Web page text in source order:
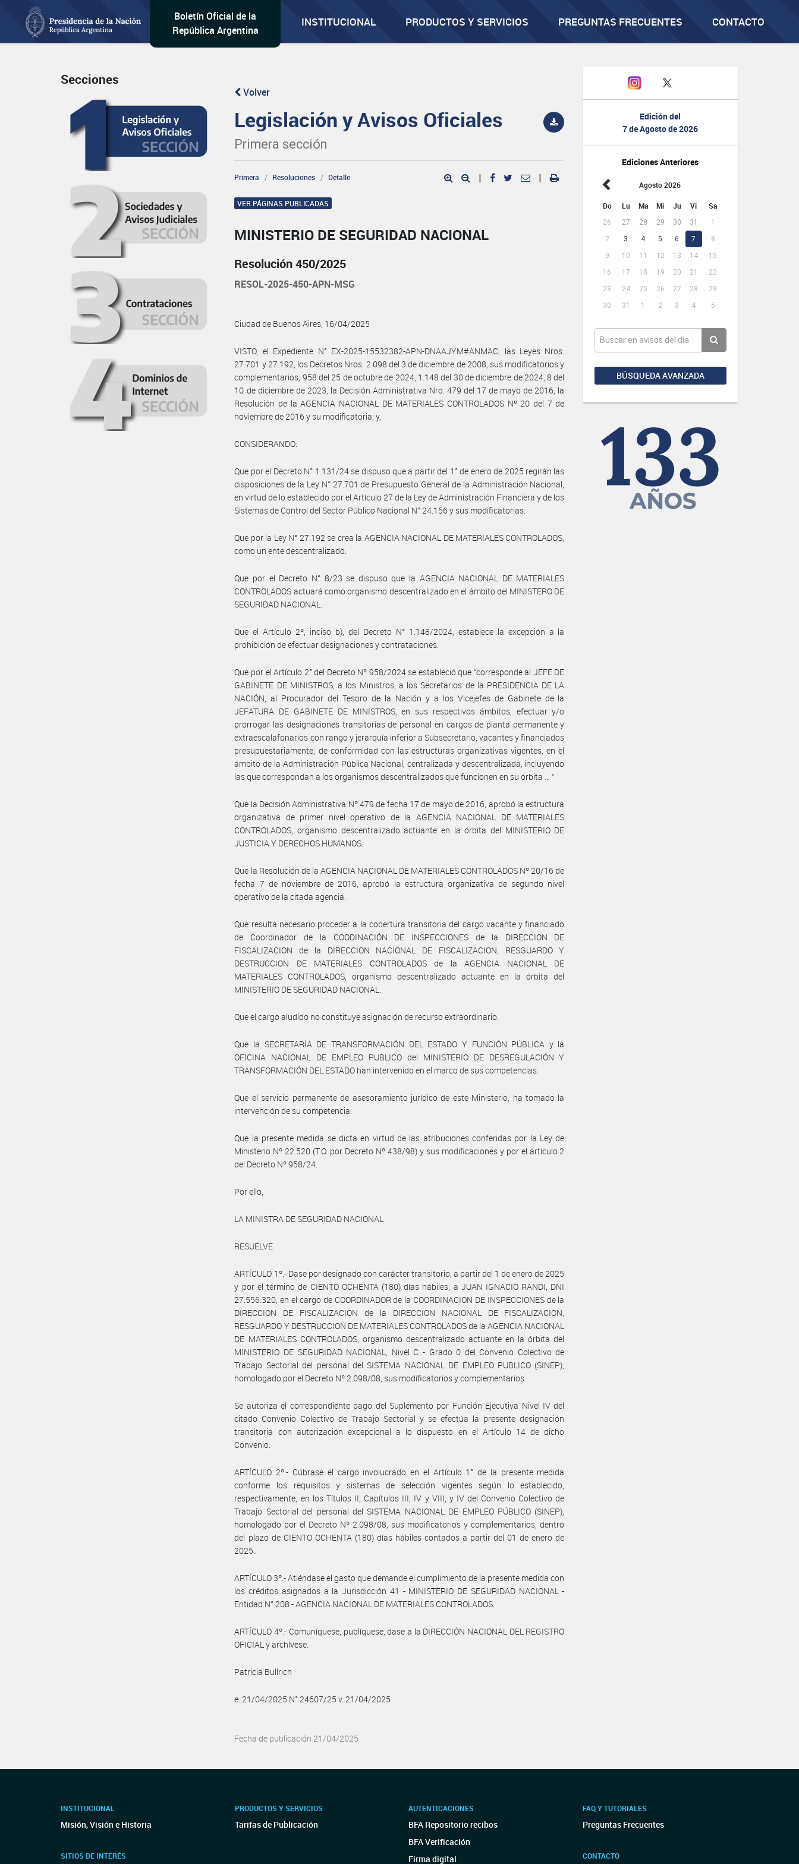
Boletín Oficial de la
República Argentina
INSTITUCIONAL PRODUCTOS Y SERVICIOS PREGUNTAS FRECUENTES CONTACTO
Edición del
7 de Agosto de 2026
Ediciones Anteriores
Agosto 2026
Do Lu Ma Mi Ju Vi Sa
26 27 28 29 30 31
1
2
3 4 5 6 7
8
9
10 11 12 13 14
15
16
17 18 19 20 21
22
23
24 25 26 27 28
29
30
31 1 2 3 4 5
BÚSQUEDA AVANZADA
Secciones
Volver
Legislación y Avisos Oficiales
Primera sección
Primera Resoluciones Detalle | |
VER PÁGINAS PUBLICADAS
MINISTERIO DE SEGURIDAD NACIONAL
Resolución 450/2025
RESOL-2025-450-APN-MSG
Ciudad de Buenos Aires, 16/04/2025
VISTO, el Expediente N° EX-2025-15532382-APN-DNAAJYM#ANMAC, las Leyes Nros.
27.701 y 27.192, los Decretos Nros. 2.098 del 3 de diciembre de 2008, sus modificatorios y
complementarios, 958 del 25 de octubre de 2024, 1.148 del 30 de diciembre de 2024, 8 del
10 de diciembre de 2023, la Decisión Administrativa Nro. 479 del 17 de mayo de 2016, la
Resolución de la AGENCIA NACIONAL DE MATERIALES CONTROLADOS Nº 20 del 7 de
noviembre de 2016 y su modificatoria; y,
CONSIDERANDO:
Que por el Decreto N° 1.131/24 se dispuso que a partir del 1° de enero de 2025 regirán las
disposiciones de la Ley N° 27.701 de Presupuesto General de la Administración Nacional,
en virtud de lo establecido por el Artículo 27 de la Ley de Administración Financiera y de los
Sistemas de Control del Sector Público Nacional N° 24.156 y sus modificatorias.
Que por la Ley N° 27.192 se crea la AGENCIA NACIONAL DE MATERIALES CONTROLADOS,
como un ente descentralizado.
Que por el Decreto N° 8/23 se dispuso que la AGENCIA NACIONAL DE MATERIALES
CONTROLADOS actuará como organismo descentralizado en el ámbito del MINISTERO DE
SEGURIDAD NACIONAL.
Que el Artículo 2º, inciso b), del Decreto N° 1.148/2024, establece la excepción a la
prohibición de efectuar designaciones y contrataciones.
Que por el Artículo 2° del Decreto Nº 958/2024 se estableció que “corresponde al JEFE DE
GABINETE DE MINISTROS, a los Ministros, a los Secretarios de la PRESIDENCIA DE LA
NACIÓN, al Procurador del Tesoro de la Nación y a los Vicejefes de Gabinete de la
JEFATURA DE GABINETE DE MINISTROS, en sus respectivos ámbitos, efectuar y/o
prorrogar las designaciones transitorias de personal en cargos de planta permanente y
extraescalafonarios con rango y jerarquía inferior a Subsecretario, vacantes y financiados
presupuestariamente, de conformidad con las estructuras organizativas vigentes, en el
ámbito de la Administración Pública Nacional, centralizada y descentralizada, incluyendo
las que correspondan a los organismos descentralizados que funcionen en su órbita … “
Que la Decisión Administrativa Nº 479 de fecha 17 de mayo de 2016, aprobó la estructura
organizativa de primer nivel operativo de la AGENCIA NACIONAL DE MATERIALES
CONTROLADOS, organismo descentralizado actuante en la órbita del MINISTERIO DE
JUSTICIA Y DERECHOS HUMANOS.
Que la Resolución de la AGENCIA NACIONAL DE MATERIALES CONTROLADOS Nº 20/16 de
fecha 7 de noviembre de 2016, aprobó la estructura organizativa de segundo nivel
operativo de la citada agencia.
Que resulta necesario proceder a la cobertura transitoria del cargo vacante y financiado
de Coordinador de la COODINACIÓN DE INSPECCIONES de la DIRECCION DE
FISCALIZACION de la DIRECCION NACIONAL DE FISCALIZACION, RESGUARDO Y
DESTRUCCION DE MATERIALES CONTROLADOS de la AGENCIA NACIONAL DE
MATERIALES CONTROLADOS, organismo descentralizado actuante en la órbita del
MINISTERIO DE SEGURIDAD NACIONAL.
Que el cargo aludido no constituye asignación de recurso extraordinario.
Que la SECRETARÍA DE TRANSFORMACIÓN DEL ESTADO Y FUNCIÓN PÚBLICA y la
OFICINA NACIONAL DE EMPLEO PUBLICO del MINISTERIO DE DESREGULACIÓN Y
TRANSFORMACIÓN DEL ESTADO han intervenido en el marco de sus competencias.
Que el servicio permanente de asesoramiento jurídico de este Ministerio, ha tomado la
intervención de su competencia.
Que la presente medida se dicta en virtud de las atribuciones conferidas por la Ley de
Ministerio Nº 22.520 (T.O. por Decreto Nº 438/98) y sus modificaciones y por el artículo 2
del Decreto Nº 958/24.
Por ello,
LA MINISTRA DE SEGURIDAD NACIONAL
RESUELVE
ARTÍCULO 1º.- Dase por designado con carácter transitorio, a partir del 1 de enero de 2025
y por el término de CIENTO OCHENTA (180) días hábiles, a JUAN IGNACIO RANDI, DNI
27.556.320, en el cargo de COORDINADOR de la COORDINACION DE INSPECCIONES de la
DIRECCION DE FISCALIZACION de la DIRECCION NACIONAL DE FISCALIZACION,
RESGUARDO Y DESTRUCCION DE MATERIALES CONTROLADOS de la AGENCIA NACIONAL
DE MATERIALES CONTROLADOS, organismo descentralizado actuante en la órbita del
MINISTERIO DE SEGURIDAD NACIONAL, Nivel C - Grado 0 del Convenio Colectivo de
Trabajo Sectorial del personal del SISTEMA NACIONAL DE EMPLEO PUBLICO (SINEP),
homologado por el Decreto Nº 2.098/08, sus modificatorios y complementarios.
Se autoriza el correspondiente pago del Suplemento por Función Ejecutiva Nivel IV del
citado Convenio Colectivo de Trabajo Sectorial y se efectúa la presente designación
transitoria con autorización excepcional a lo dispuesto en el Artículo 14 de dicho
Convenio.
ARTÍCULO 2º.- Cúbrase el cargo involucrado en el Artículo 1° de la presente medida
conforme los requisitos y sistemas de selección vigentes según lo establecido,
respectivamente, en los Títulos II, Capítulos III, IV y VIII, y IV del Convenio Colectivo de
Trabajo Sectorial del personal del SISTEMA NACIONAL DE EMPLEO PÚBLICO (SINEP),
homologado por el Decreto Nº 2.098/08, sus modificatorios y complementarios, dentro
del plazo de CIENTO OCHENTA (180) días hábiles contados a partir del 01 de enero de
2025.
ARTÍCULO 3º.- Atiéndase el gasto que demande el cumplimiento de la presente medida con
los créditos asignados a la Jurisdicción 41 - MINISTERIO DE SEGURIDAD NACIONAL -
Entidad N° 208 - AGENCIA NACIONAL DE MATERIALES CONTROLADOS.
ARTÍCULO 4º.- Comuníquese, publíquese, dase a la DIRECCIÓN NACIONAL DEL REGISTRO
OFICIAL y archívese.
Patricia Bullrich
e. 21/04/2025 N° 24607/25 v. 21/04/2025
Fecha de publicación 21/04/2025
INSTITUCIONAL
Misión, Visión e Historia
SITIOS DE INTERÉS
PRODUCTOS Y SERVICIOS
Tarifas de Publicación
AUTENTICACIONES
BFA Repositorio recibos
BFA Verificación
Firma digital
FAQ Y TUTORIALES
Preguntas Frecuentes
CONTACTO